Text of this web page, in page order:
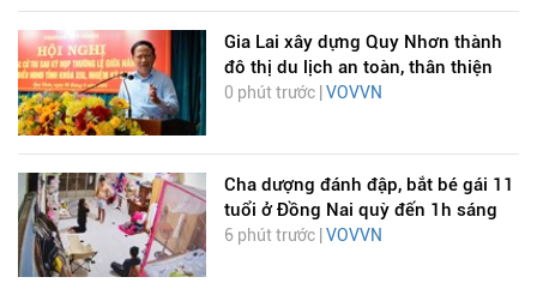
Gia Lai xây dựng Quy Nhơn thành
đô thị du lịch an toàn, thân thiện
0 phút trước | VOVVN
Cha dượng đánh đập, bắt bé gái 11
tuổi ở Đồng Nai quỳ đến 1h sáng
6 phút trước |VOVVN